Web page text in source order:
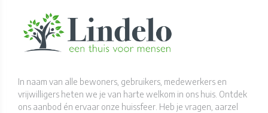
In naam van alle bewoners, gebruikers, medewerkers en
vrijwilligers heten we je van harte welkom in ons huis. Ontdek
ons aanbod én ervaar onze huissfeer. Heb je vragen, aarzel